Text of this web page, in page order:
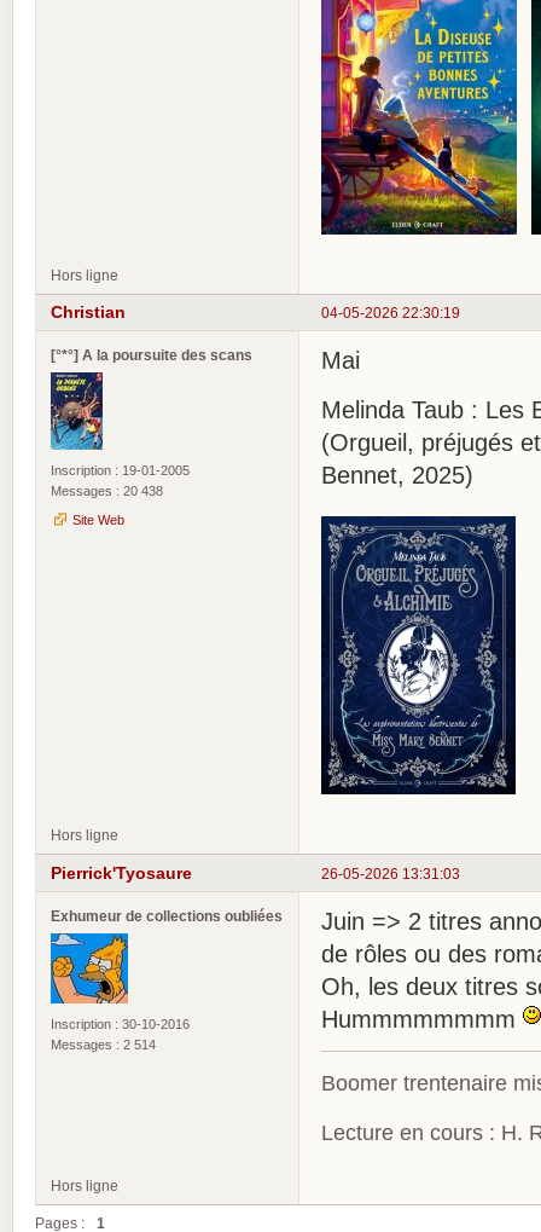
Hors ligne
04-05-2026 22:30:19
Christian
[°*°] A la poursuite des scans
Inscription : 19-01-2005
Messages : 20 438
Site Web
Mai
Melinda Taub : Les
(Orgueil, préjugés
Bennet, 2025)
Hors ligne
26-05-2026 13:31:03
Pierrick'Tyosaure
Exhumeur de collections oubliées
Inscription : 30-10-2016
Messages : 2 514
Juin => 2 titres
de rôles ou des
Oh, les deux titres
Hummmmmmmm
Boomer trentenaire
Lecture en cours : H.
Hors ligne
Pages : 1